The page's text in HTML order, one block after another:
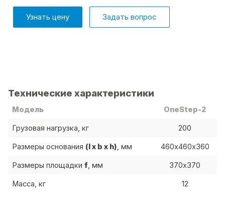
Узнать цену Задать вопрос
Технические характеристики
Модель OneStep-2
Грузовая нагрузка, кг 200
Размеры основания (l x b x h), мм 460х460х360
Размеры площадки f, мм 370х370
Масса, кг 12